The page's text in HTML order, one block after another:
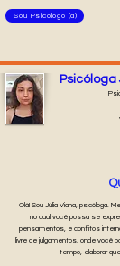
Sou Psicólogo (a)
Olá! Sou Júlia Viana, psicóloga.
no qual você possa se
pensamentos, e conflitos
livre de julgamentos, onde você
tempo, elaborar